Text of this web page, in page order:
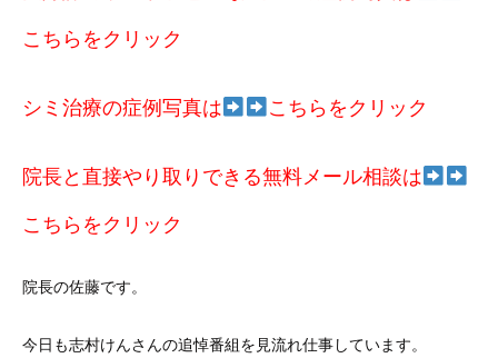
こちらをクリック
シミ治療の症例写真は こちらをクリック
院長と直接やり取りできる無料メール相談は
こちらをクリック
院長の佐藤です。
今日も志村けんさんの追悼番組を見流れ仕事しています。